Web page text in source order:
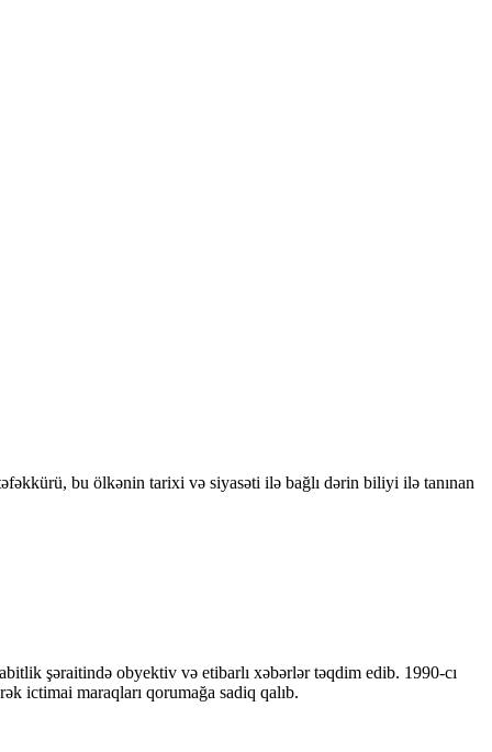
bu ölkənin tarixi və siyasəti ilə bağlı dərin biliyi ilə tanınan
şəraitində obyektiv və etibarlı xəbərlər təqdim edib. 1990-cı
ictimai maraqları qorumağa sadiq qalıb.